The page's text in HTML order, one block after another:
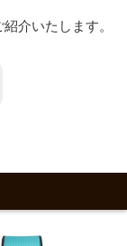
介いたします。